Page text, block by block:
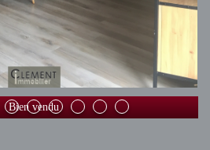
Bien vendu